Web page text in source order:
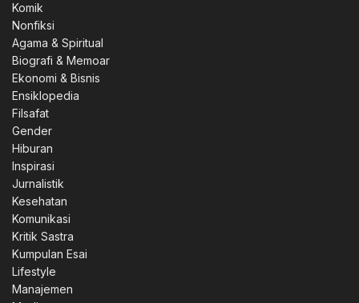
Komik
Nonfiksi
Agama & Spiritual
Biografi & Memoar
Ekonomi & Bisnis
Ensiklopedia
Filsafat
Gender
Hiburan
Inspirasi
Jurnalistik
Kesehatan
Komunikasi
Kritik Sastra
Kumpulan Esai
Lifestyle
Manajemen